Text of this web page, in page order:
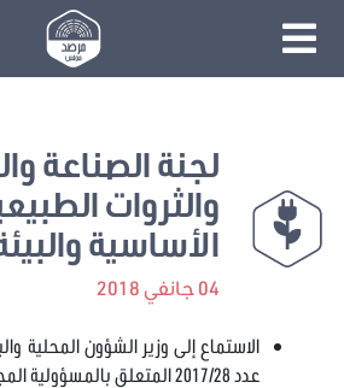
لجنة الصناعة
والثروات
الأساسية
04 جانفي 2018
اﻻستماع إلى وزير الشؤون المحلية
عدد 2017/28 المتعلق بالمسؤولية المجتمعية للمؤسسات